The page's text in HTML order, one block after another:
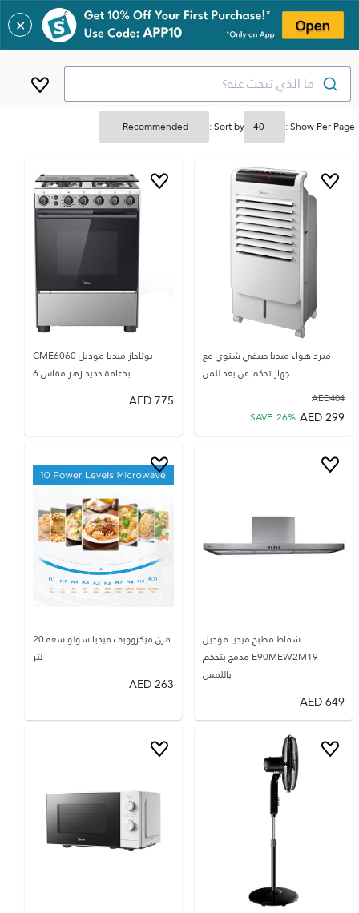
✕
ما الذي تبحث عنه؟
Show Per Page :
Sort by :
مبرد هواء ميديا صيفي شتوي مع
جهاز تحكم عن بعد للمن
404
AED
299
AED
SAVE 26%
بوتاجاز ميديا موديل CME6060
بدعامة حديد زهر مقاس 6
775
AED
شفاط مطبخ ميديا موديل
E90MEW2M19 مدمج بتحكم
باللمس
649
AED
فرن ميكروويف ميديا ​​سولو سعة 20
لتر
263
AED